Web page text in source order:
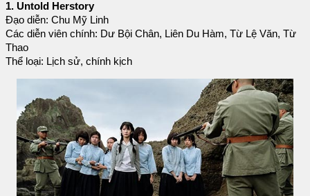
1. Untold Herstory
Đạo diễn: Chu Mỹ Linh
Các diễn viên chính: Dư Bội Chân, Liên Du Hàm, Từ Lệ Văn, Từ
Thao
Thể loại: Lịch sử, chính kịch